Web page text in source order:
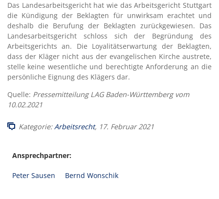
Das Landesarbeitsgericht hat wie das Arbeitsgericht Stuttgart
die Kündigung der Beklagten für unwirksam erachtet und
deshalb die Berufung der Beklagten zurückgewiesen. Das
Landesarbeitsgericht schloss sich der Begründung des
Arbeitsgerichts an. Die Loyalitätserwartung der Beklagten,
dass der Kläger nicht aus der evangelischen Kirche austrete,
stelle keine wesentliche und berechtigte Anforderung an die
persönliche Eignung des Klägers dar.
Quelle: Pressemitteilung LAG Baden-Württemberg vom
10.02.2021
Kategorie:Arbeitsrecht, 17. Februar 2021
Ansprechpartner:
Peter Sausen Bernd Wonschik